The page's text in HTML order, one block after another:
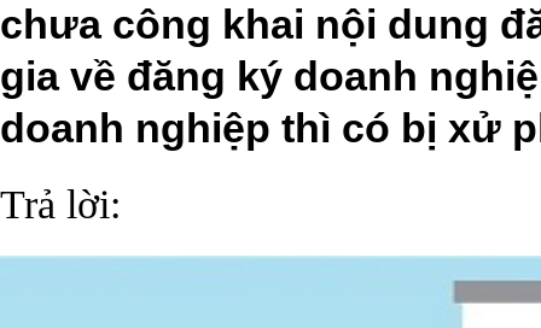
chưa công khai nội dung
gia về đăng ký doanh
doanh nghiệp thì có bị xử
Trả lời: